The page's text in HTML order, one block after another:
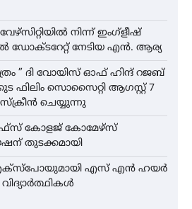
നിന്ന് ഇംഗ്ളീഷ്
ഡോക്ടറേറ്റ് നേടിയ എൻ. ആര്യ
” ദി വോയിസ് ഓഫ് ഹിന്ദ് റജബ്
ഫിലിം സൊസൈറ്റി ആഗസ്റ്റ് 7
ചെയ്യുന്നു
കോളജ് കോമേഴ്‌സ്
തുടക്കമായി
എസ് എൻ ഹയർ